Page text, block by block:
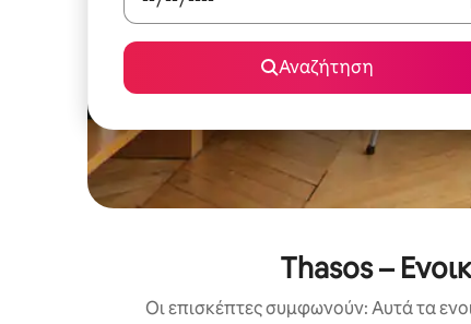
Αναζήτηση
Thasos –
Οι επισκέπτες συμφωνούν: Αυτά τα